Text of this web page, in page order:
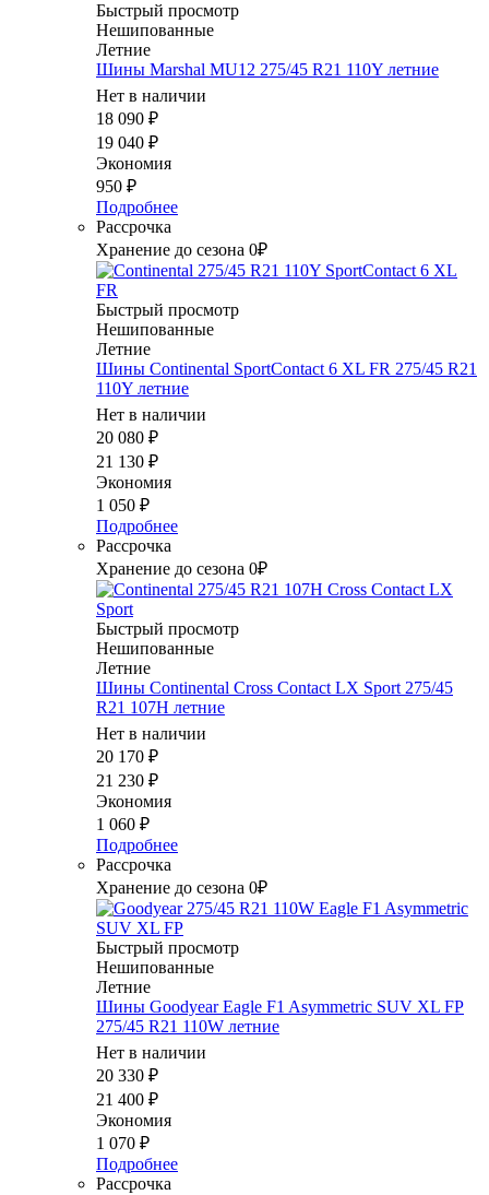
Быстрый просмотр
Нешипованные
Летние
Шины Marshal MU12 275/45 R21 110Y летние
Нет в наличии
18 090 ₽
19 040 ₽
Экономия
950 ₽
Подробнее
Рассрочка
Хранение до сезона 0₽
Быстрый просмотр
Нешипованные
Летние
Шины Continental SportContact 6 XL FR 275/45 R21
110Y летние
Нет в наличии
20 080 ₽
21 130 ₽
Экономия
1 050 ₽
Подробнее
Рассрочка
Хранение до сезона 0₽
Быстрый просмотр
Нешипованные
Летние
Шины Continental Cross Contact LX Sport 275/45
R21 107H летние
Нет в наличии
20 170 ₽
21 230 ₽
Экономия
1 060 ₽
Подробнее
Рассрочка
Хранение до сезона 0₽
Быстрый просмотр
Нешипованные
Летние
Шины Goodyear Eagle F1 Asymmetric SUV XL FP
275/45 R21 110W летние
Нет в наличии
20 330 ₽
21 400 ₽
Экономия
1 070 ₽
Подробнее
Рассрочка